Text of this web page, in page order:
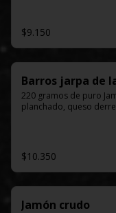
$9.150
Barros jarpa de
220 gramos de puro
planchado, queso
$10.350
Jamón crudo